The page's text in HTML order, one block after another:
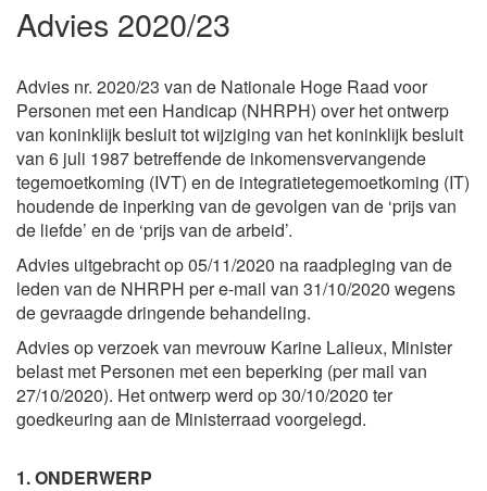
Advies 2020/23
Advies nr. 2020/23 van de Nationale Hoge Raad voor
Personen met een Handicap (NHRPH) over het ontwerp
van koninklijk besluit tot wijziging van het koninklijk besluit
van 6 juli 1987 betreffende de inkomensvervangende
tegemoetkoming (IVT) en de integratietegemoetkoming (IT)
houdende de inperking van de gevolgen van de ‘prijs van
de liefde’ en de ‘prijs van de arbeid’.
Advies uitgebracht op 05/11/2020 na raadpleging van de
leden van de NHRPH per e-mail van 31/10/2020 wegens
de gevraagde dringende behandeling.
Advies op verzoek van mevrouw Karine Lalieux, Minister
belast met Personen met een beperking (per mail van
27/10/2020). Het ontwerp werd op 30/10/2020 ter
goedkeuring aan de Ministerraad voorgelegd.
1. ONDERWERP